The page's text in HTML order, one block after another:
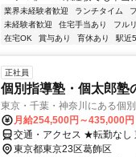
業界未経験者歓迎 ランチタイム
未経験者歓迎
住宅手当あり フル
在宅OK
賞与あり 育休あり 駅近
正社員
個別指導塾・個太郎塾
東京・千葉・神奈川にある個
月給254,500円～435,000円
交通・アクセス ★転勤なし
東京都東京23区葛飾区